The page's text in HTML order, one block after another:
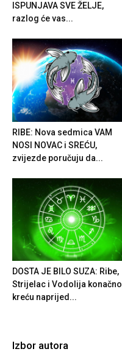
ISPUNJAVA SVE ŽELJE,
razlog će vas...
RIBE: Nova sedmica VAM
NOSI NOVAC i SREĆU,
zvijezde poručuju da...
DOSTA JE BILO SUZA: Ribe,
Strijelac i Vodolija konačno
kreću naprijed...
Izbor autora